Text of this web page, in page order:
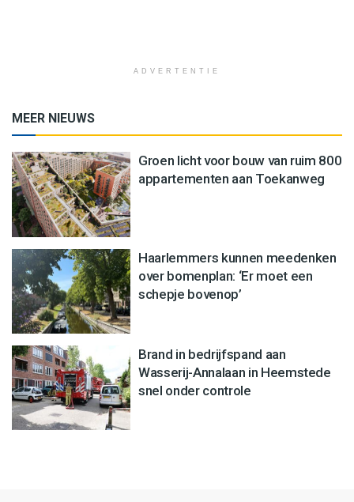
ADVERTENTIE
MEER NIEUWS
Groen licht voor bouw van ruim 800
appartementen aan Toekanweg
Haarlemmers kunnen meedenken
over bomenplan: ‘Er moet een
schepje bovenop’
Brand in bedrijfspand aan
Wasserij-Annalaan in Heemstede
snel onder controle